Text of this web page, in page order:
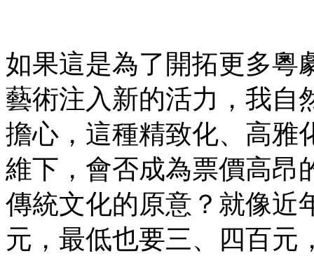
如果這是為了開拓更多粵
藝術注入新的活力，我自
擔心，這種精致化、高雅
維下，會否成為票價高昂
傳統文化的原意？就像近
元，最低也要三、四百元